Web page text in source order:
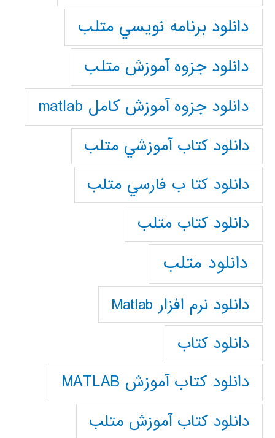
دانلود برنامه نويسي متلب
دانلود جزوه آموزش متلب
دانلود جزوه آموزش کامل matlab
دانلود كتاب آموزشي متلب
دانلود كتا ب فارسي متلب
دانلود كتاب متلب
دانلود متلب
دانلود نرم افزار Matlab
دانلود کتاب
دانلود کتاب آموزش MATLAB
دانلود کتاب آموزش متلب